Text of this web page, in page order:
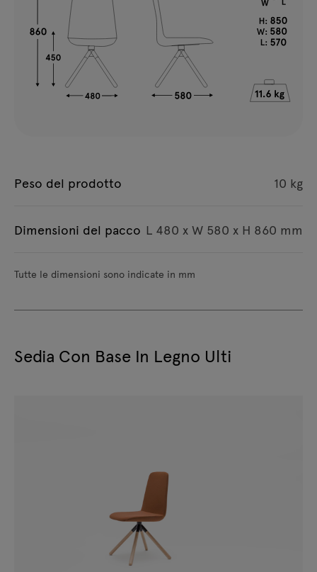
Peso del prodotto 10 kg
Dimensioni del pacco L 480 x W 580 x H 860 mm
Tutte le dimensioni sono indicate in mm
Sedia Con Base In Legno Ulti